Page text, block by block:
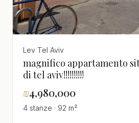
Lev Tel Aviv
magnifico appartamento
di tel aviv!!!!!!!!!!
₪4,980,000
4 stanze · 92 m²